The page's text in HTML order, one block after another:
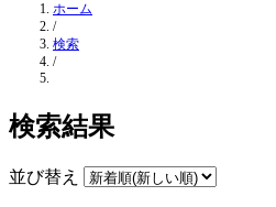
ホーム
/
検索
/
検索結果
並び替え